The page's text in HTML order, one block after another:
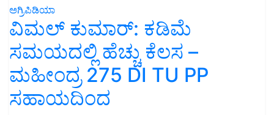
ಅಗ್ರಿಪಿಡಿಯಾ
ವಿಮಲ್ ಕುಮಾರ್: ಕಡಿಮೆ
ಸಮಯದಲ್ಲಿ ಹೆಚ್ಚು ಕೆಲಸ –
ಮಹೀಂದ್ರ 275 DI TU PP
ಸಹಾಯದಿಂದ